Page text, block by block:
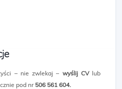
– nie zwlekaj – wyślij CVlub
pod nr 506 561 604.